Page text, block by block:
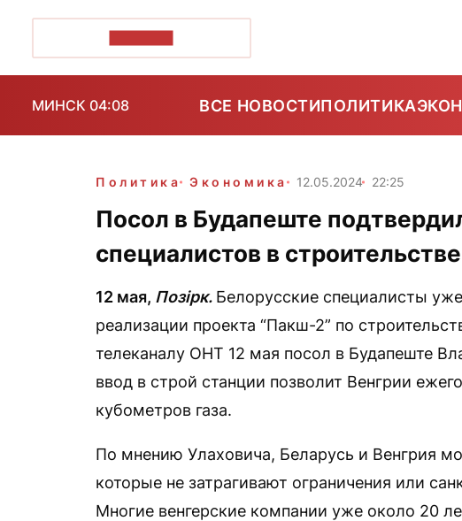
МИНСК 04:08 ВСЕ НОВОСТИПОЛИТИКА
Политика Экономика 12.05.2024 22:25
Посол в Будапеште
специалистов в
12 мая, Позірк. Белорусские специалисты
реализации проекта “Пакш-2” по
телеканалу ОНТ 12 мая посол в Будапеште
ввод в строй станции позволит Венгрии
кубометров газа.
По мнению Улаховича, Беларусь и Венгрия
которые не затрагивают ограничения или
Многие венгерские компании уже около 20